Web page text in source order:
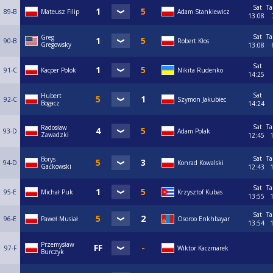
89-B Mateusz Filip Adam Stankiewicz
Sat
13:08
90-B
Greg
Gregowsky
Robert Kłos
Sat
13:08
91-C Kacper Polok Nikita Rudenko
Sat
14:25
92-C
Hubert
Bogacz
Szymon Jakubiec
Sat
14:24
93-D
Radosław
Zawadzki
Adam Polak
Sat
12:45
94-D
Borys
Gaćkowski
Konrad Kowalski
Sat
12:43
95-E Michał Puk Krzysztof Kubas
Sat
13:55
96-E Paweł Musiał Osoroo Enkhbayar
Sat
13:54
97-F
Przemysław
Burczyk
Wiktor Kaczmarek